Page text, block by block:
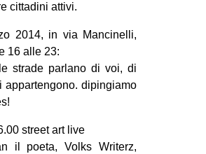
cittadini attivi.
2014, in via Mancinelli,
16 alle 23:
strade parlano di voi, di
appartengono. dipingiamo
street art live
il poeta, Volks Writerz,